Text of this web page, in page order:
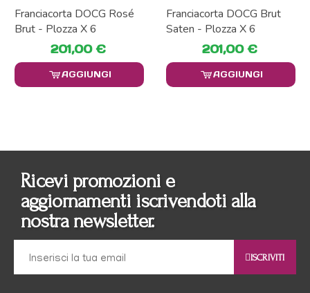
Franciacorta DOCG Rosé
Brut - Plozza X 6
201,00 €
AGGIUNGI
Franciacorta DOCG Brut
Saten - Plozza X 6
201,00 €
AGGIUNGI
Ricevi promozioni e
aggiornamenti iscrivendoti alla
nostra newsletter.
ISCRIVITI